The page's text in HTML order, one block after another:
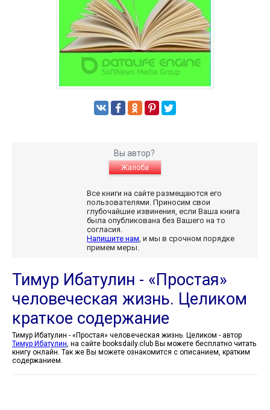
Вы автор?
Жалоба
Все книги на сайте размещаются его
пользователями. Приносим свои
глубочайшие извинения, если Ваша книга
была опубликована без Вашего на то
согласия.
Напишите нам, и мы в срочном порядке
примем меры.
Тимур Ибатулин - «Простая»
человеческая жизнь. Целиком
краткое содержание
Тимур Ибатулин - «Простая» человеческая жизнь. Целиком - автор
Тимур Ибатулин, на сайте booksdaily.club Вы можете бесплатно читать
книгу онлайн. Так же Вы можете ознакомится с описанием, кратким
содержанием.